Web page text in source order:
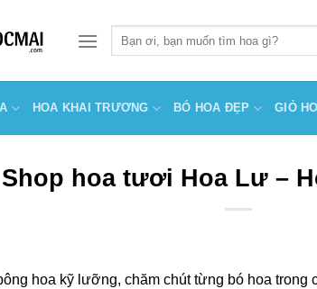
kiếm:
HOA KHAI TRƯƠNG BÓ HOA ĐẸP GIỎ
Shop hoa tươi Hoa Lư –
hoa kỹ lưỡng, chăm chút từng bó hoa